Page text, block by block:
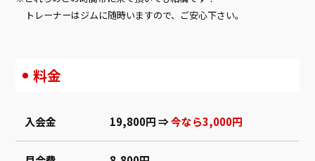
トレーナーはジムに随時いますので、ご安心下さい。
料金
入会金 19,800円 ⇒今なら3,000円